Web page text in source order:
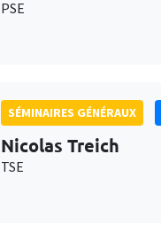
PSE
SÉMINAIRES GÉNÉRAUX
Nicolas Treich
TSE